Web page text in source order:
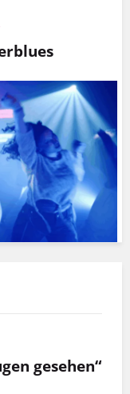
gesehen“